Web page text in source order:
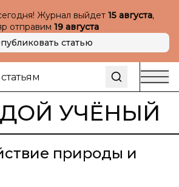
Журнал выйдет 15 августа,
отправим 19 августа
статью
УЧЁНЫЙ
природы и